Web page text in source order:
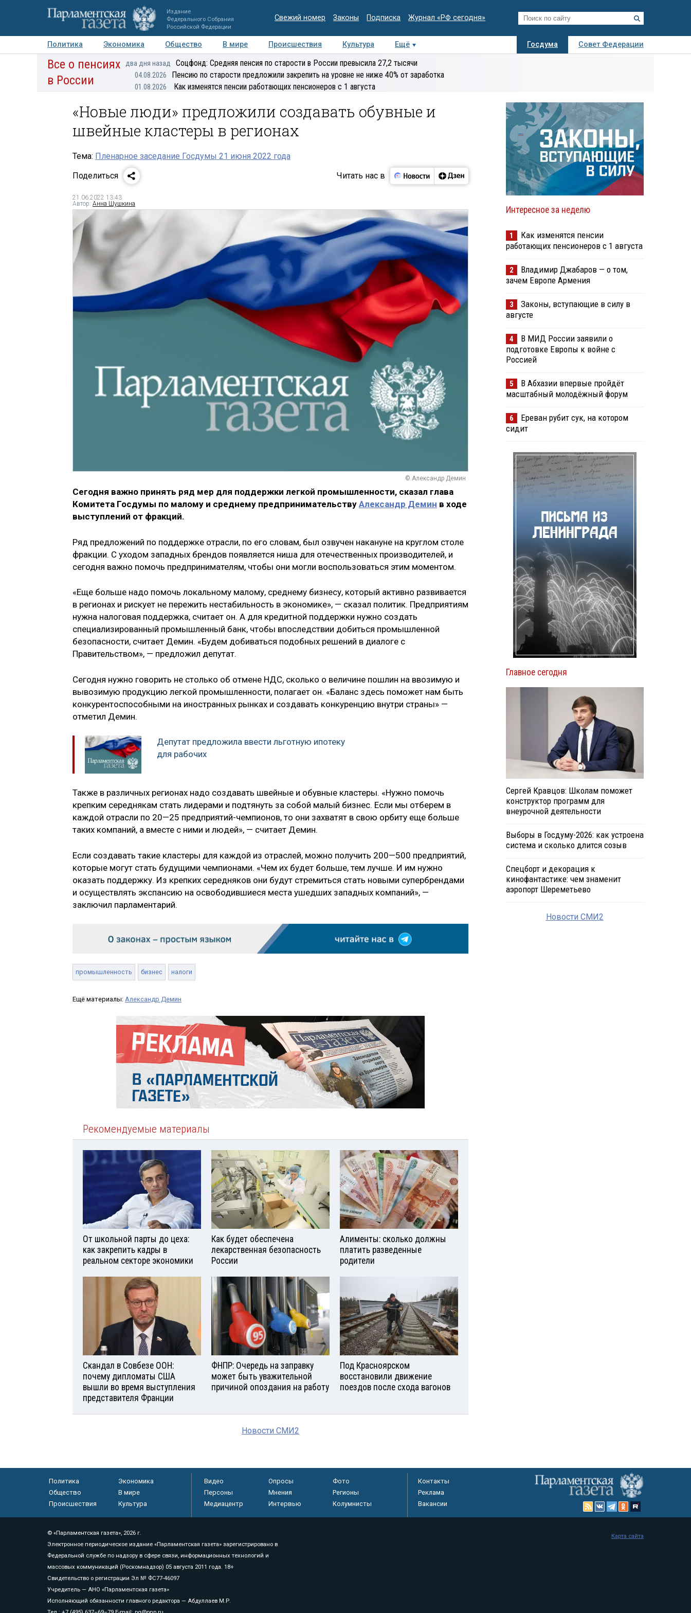
Издание
Федерального Собрания
Российской Федерации
Свежий номер Законы Подписка Журнал «РФ сегодня»
Политика Экономика Общество В мире Происшествия Культура Ещё Госдума
Совет Федерации
Авторы Персоны Мнения Регионы Медиацентр Интервью Колумнисты
Все о пенсиях
в России
два дня назад Соцфонд: Средняя пенсия по старости в России превысила 27,2 тысячи
04.08.2026 Пенсию по старости предложили закрепить на уровне не ниже 40% от заработка
01.08.2026 Как изменятся пенсии работающих пенсионеров с 1 августа
«Новые люди» предложили создавать обувные и
швейные кластеры в регионах
Тема: Пленарное заседание Госдумы 21 июня 2022 года
Поделиться
Читать нас в
21.06.2022 13:43
Автор: Анна Шушкина
© Александр Демин
Сегодня важно принять ряд мер для поддержки легкой промышленности, сказал глава
Комитета Госдумы по малому и среднему предпринимательству Александр Демин в ходе
выступлений от фракций.
Ряд предложений по поддержке отрасли, по его словам, был озвучен накануне на круглом столе
фракции. С уходом западных брендов появляется ниша для отечественных производителей, и
сегодня важно помочь предпринимателям, чтобы они могли воспользоваться этим моментом.
«Еще больше надо помочь локальному малому, среднему бизнесу, который активно развивается
в регионах и рискует не пережить нестабильность в экономике», — сказал политик. Предприятиям
нужна налоговая поддержка, считает он. А для кредитной поддержки нужно создать
специализированный промышленный банк, чтобы впоследствии добиться промышленной
безопасности, считает Демин. «Будем добиваться подобных решений в диалоге с
Правительством», — предложил депутат.
Сегодня нужно говорить не столько об отмене НДС, сколько о величине пошлин на ввозимую и
вывозимую продукцию легкой промышленности, полагает он. «Баланс здесь поможет нам быть
конкурентоспособными на иностранных рынках и создавать конкуренцию внутри страны» —
отметил Демин.
Депутат предложила ввести льготную ипотеку
для рабочих
Также в различных регионах надо создавать швейные и обувные кластеры. «Нужно помочь
крепким середнякам стать лидерами и подтянуть за собой малый бизнес. Если мы отберем в
каждой отрасли по 20—25 предприятий-чемпионов, то они захватят в свою орбиту еще больше
таких компаний, а вместе с ними и людей», — считает Демин.
Если создавать такие кластеры для каждой из отраслей, можно получить 200—500 предприятий,
которые могут стать будущими чемпионами. «Чем их будет больше, тем лучше. И им нужно
оказать поддержку. Из крепких середняков они будут стремиться стать новыми супербрендами
и осуществлять экспансию на освободившиеся места ушедших западных компаний», —
заключил парламентарий.
промышленность бизнес налоги
Ещё материалы: Александр Демин
Рекомендуемые материалы
От школьной парты до цеха:
как закрепить кадры в
реальном секторе экономики
Как будет обеспечена
лекарственная безопасность
России
Алименты: сколько должны
платить разведенные
родители
Скандал в Совбезе ООН:
почему дипломаты США
вышли во время выступления
представителя Франции
ФНПР: Очередь на заправку
может быть уважительной
причиной опоздания на работу
Под Красноярском
восстановили движение
поездов после схода вагонов
Новости СМИ2
Интересное за неделю
1
Как изменятся пенсии
работающих пенсионеров с 1 августа
2
Владимир Джабаров — о том,
зачем Европе Армения
3
Законы, вступающие в силу в
августе
4
В МИД России заявили о
подготовке Европы к войне с
Россией
5
В Абхазии впервые пройдёт
масштабный молодёжный форум
6
Ереван рубит сук, на котором
сидит
Главное сегодня
Сергей Кравцов: Школам поможет
конструктор программ для
внеурочной деятельности
Выборы в Госдуму-2026: как устроена
система и сколько длится созыв
Спецборт и декорация к
кинофантастике: чем знаменит
аэропорт Шереметьево
Новости СМИ2
Политика
Экономика
Общество
В мире
Происшествия
Культура
Видео Опросы
Фото
Персоны
Мнения
Регионы
Медиацентр
Интервью Колумнисты
Контакты
Реклама
Вакансии
© «Парламентская газета», 2026 г.
Электронное периодическое издание «Парламентская газета» зарегистрировано в
Федеральной службе по надзору в сфере связи, информационных технологий и
массовых коммуникаций (Роскомнадзор) 05 августа 2011 года. 18+
Свидетельство о регистрации Эл № ФС77-46097
Учредитель — АНО «Парламентская газета»
Исполняющий обязанности главного редактора — Абдуллаев М.Р.
Карта сайта